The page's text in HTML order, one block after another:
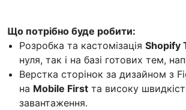
Що потрібно буде робити:
Розробка та кастомізація Shopify
нуля, так і на базі готових тем,
Верстка сторінок за дизайном з
на Mobile First та високу
завантаження.